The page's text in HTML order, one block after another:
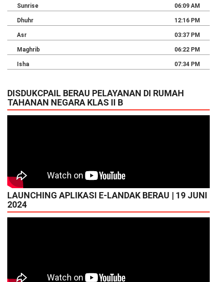
DISDUKCPAIL BERAU PELAYANAN DI RUMAH
TAHANAN NEGARA KLAS II B
LAUNCHING APLIKASI E-LANDAK BERAU | 19 JUNI
2024